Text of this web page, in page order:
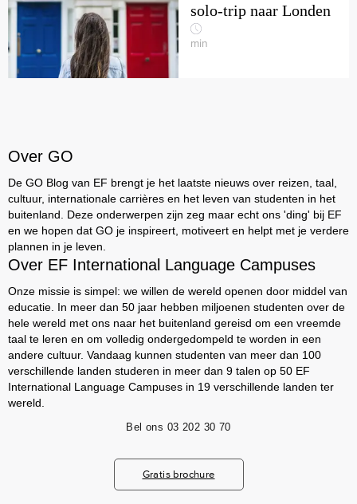
solo-trip naar Londen
min
Over GO
De GO Blog van EF brengt je het laatste nieuws over reizen, taal,
cultuur, internationale carrières en het leven van studenten in het
buitenland. Deze onderwerpen zijn zeg maar echt ons 'ding' bij EF
en we hopen dat GO je inspireert, motiveert en helpt met je verdere
plannen in je leven.
Over EF International Language Campuses
Onze missie is simpel: we willen de wereld openen door middel van
educatie. In meer dan 50 jaar hebben miljoenen studenten over de
hele wereld met ons naar het buitenland gereisd om een vreemde
taal te leren en om volledig ondergedompeld te worden in een
andere cultuur. Vandaag kunnen studenten van meer dan 100
verschillende landen studeren in meer dan 9 talen op 50 EF
International Language Campuses in 19 verschillende landen ter
wereld.
Bel ons 03 202 30 70
Gratis brochure